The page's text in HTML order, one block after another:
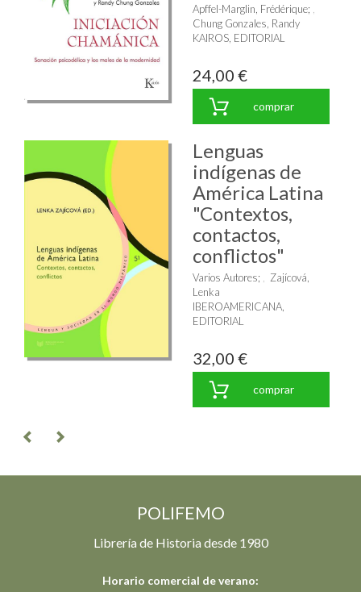
Apffel-Marglin, Frédérique;
Chung Gonzales, Randy
KAIROS, EDITORIAL
24,00 €
comprar
Lenguas
indígenas de
América Latina
"Contextos,
contactos,
conflictos"
Varios Autores;
Zajícová,
Lenka
IBEROAMERICANA,
EDITORIAL
32,00 €
comprar
POLIFEMO
Librería de Historia desde 1980
Horario comercial de verano: